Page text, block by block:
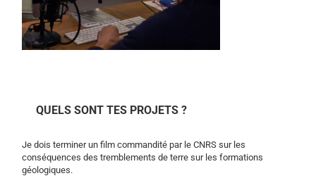
QUELS SONT TES PROJETS ?
Je dois terminer un film commandité par le CNRS sur les
conséquences des tremblements de terre sur les formations
géologiques.